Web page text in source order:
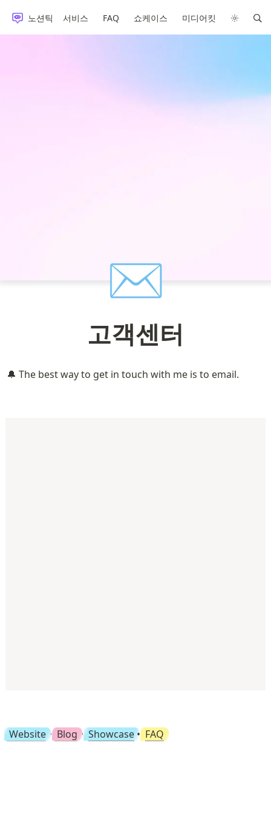
노션틱 서비스 FAQ 쇼케이스 미디어킷
✉️
고객센터
🔔 The best way to get in touch with me is to email.
Website • Blog • Showcase • FAQ